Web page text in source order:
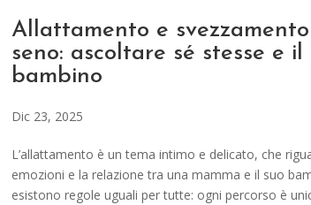
Allattamento e
seno: ascoltare sé stesse e
bambino
Dic 23, 2025
L’allattamento è un tema intimo e delicato, che
emozioni e la relazione tra una mamma e il suo
esistono regole uguali per tutte: ogni percorso è